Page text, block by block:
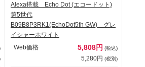
Alexa搭載 Echo Dot (エコードット)
第5世代
B09B8P3RK1(EchoDot5th GW) グレ
イシャーホワイト
Web価格
5,808円 (税込)
5,280円 (税別)